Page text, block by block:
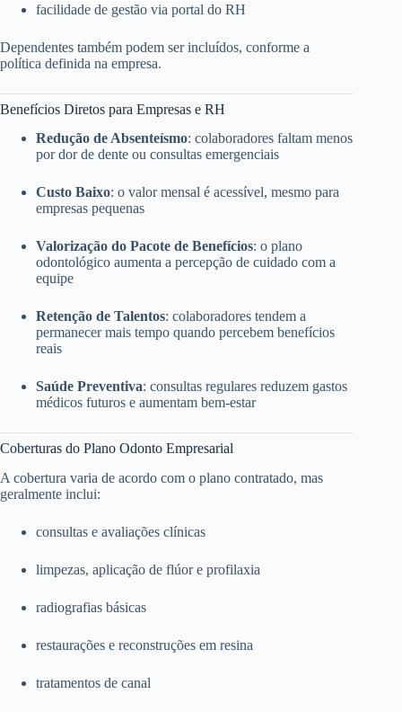
facilidade de gestão via portal do RH
Dependentes também podem ser incluídos, conforme a
política definida na empresa.
Benefícios Diretos para Empresas e RH
Redução de Absenteísmo: colaboradores faltam menos
por dor de dente ou consultas emergenciais
Custo Baixo: o valor mensal é acessível, mesmo para
empresas pequenas
Valorização do Pacote de Benefícios: o plano
odontológico aumenta a percepção de cuidado com a
equipe
Retenção de Talentos: colaboradores tendem a
permanecer mais tempo quando percebem benefícios
reais
Saúde Preventiva: consultas regulares reduzem gastos
médicos futuros e aumentam bem-estar
Coberturas do Plano Odonto Empresarial
A cobertura varia de acordo com o plano contratado, mas
geralmente inclui:
consultas e avaliações clínicas
limpezas, aplicação de flúor e profilaxia
radiografias básicas
restaurações e reconstruções em resina
tratamentos de canal